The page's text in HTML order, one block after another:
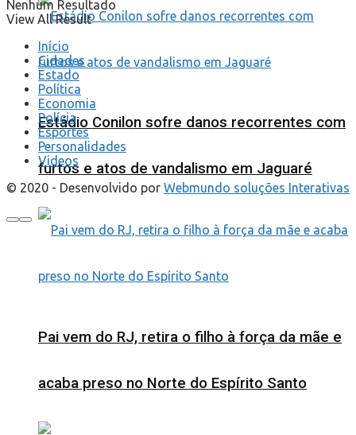
Estádio Conilon sofre danos recorrentes com
furtos e atos de vandalismo em Jaguaré
Pai vem do RJ, retira o filho à força da mãe e
acaba preso no Norte do Espírito Santo
Nenhum Resultado
View All Result
Início
Cidades
Estado
Política
Economia
Polícia
Esportes
Personalidades
Videos
© 2020 - Desenvolvido por Webmundo soluções Interativas